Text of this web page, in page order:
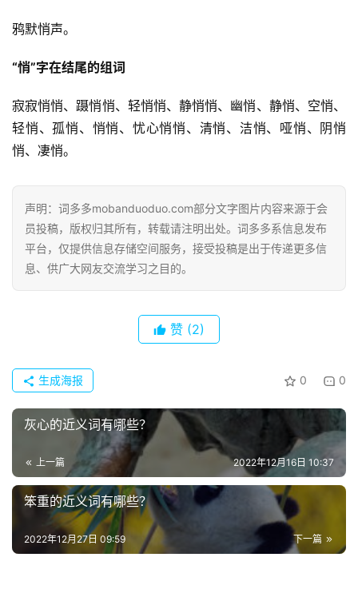
词
句
经
典
歌
鸦默悄声。
“悄”字在结尾的组词
寂寂悄悄、蹑悄悄、轻悄悄、静悄悄、幽悄、静悄、空悄、
轻悄、孤悄、悄悄、忧心悄悄、清悄、洁悄、哑悄、阴悄
悄、凄悄。
声明：词多多mobanduoduo.com部分文字图片内容来源于会
员投稿，版权归其所有，转载请注明出处。词多多系信息发布
平台，仅提供信息存储空间服务，接受投稿是出于传递更多信
息、供广大网友交流学习之目的。
赞 (2)
0 0
生成海报
灰心的近义词有哪些？
上一篇 2022年12月16日 10:37
笨重的近义词有哪些？
下一篇
2022年12月27日 09:59